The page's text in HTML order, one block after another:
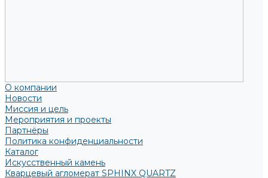
О компании
Новости
Миссия и цель
Мероприятия и проекты
Партнёры
Политика конфиденциальности
Каталог
Искусственный камень
Кварцевый агломерат SPHINX QUARTZ